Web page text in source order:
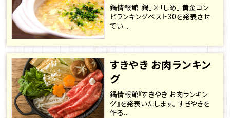
鍋情報館「鍋」×「しめ」 黄金コン
ビランキングベスト30を発表させ
てい...
すきやき お肉ランキン
グ
鍋情報館『すきやき お肉ランキン
グ』を発表いたします。 すきやきを
作る...